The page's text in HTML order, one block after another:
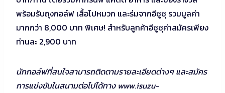
พร้อมรับถุงกอล์ฟ เสื้อโปหมวก และร่มจากอีซูซุ รวมมูลค่า
มากกว่า 8,000 บาท พิเศษ! สำหรับลูกค้าอีซูซุค่าสมัครเพียง
ท่านละ 2,900 บาท
นักกอล์ฟที่สนใจสามารถติดตามรายละเอียดต่างๆ และสมัคร
การแข่งขันในสนามต่อไปได้ทาง www.isuzu-